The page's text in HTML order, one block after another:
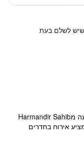
שיש לשלם בעת
המלון ממוקם באמריצר, מרחק 10 דקות נסיעה מHarmandir Sahib
אירוח בחדרים